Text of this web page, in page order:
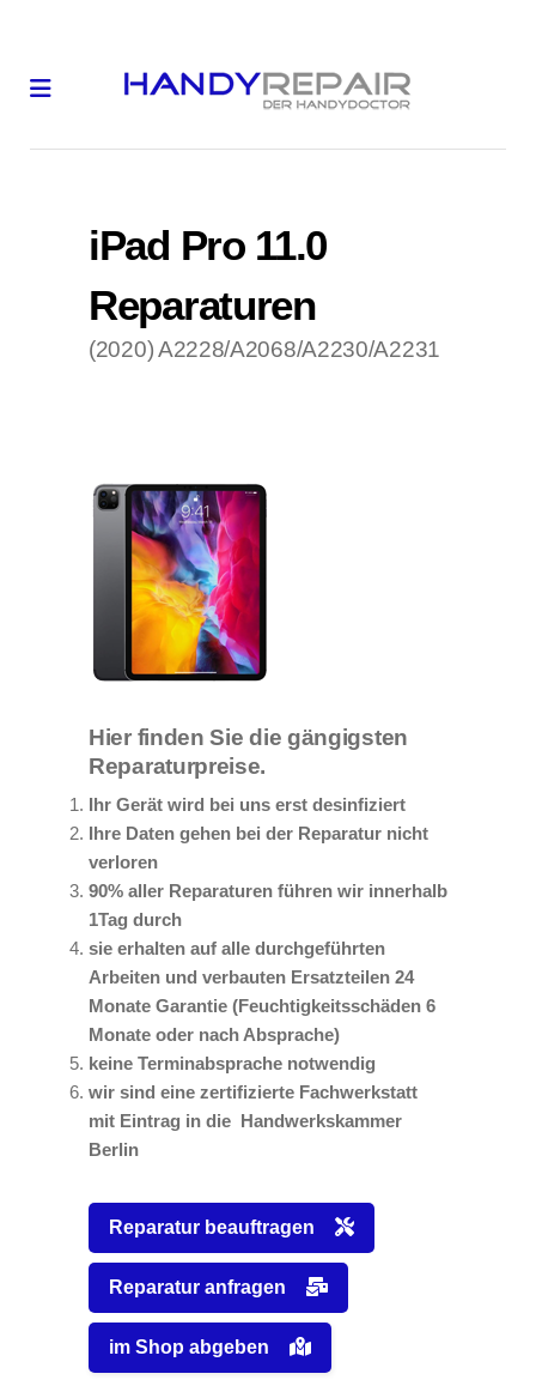
iPad Pro 11.0
Reparaturen
(2020) A2228/A2068/A2230/A2231
Hier finden Sie die gängigsten
Reparaturpreise.
Ihr Gerät wird bei uns erst desinfiziert
Ihre Daten gehen bei der Reparatur nicht
verloren
90% aller Reparaturen führen wir innerhalb
1Tag durch
sie erhalten auf alle durchgeführten
Arbeiten und verbauten Ersatzteilen 24
Monate Garantie (Feuchtigkeitsschäden 6
Monate oder nach Absprache)
keine Terminabsprache notwendig
wir sind eine zertifizierte Fachwerkstatt
mit Eintrag in die Handwerkskammer
Berlin
Reparatur beauftragen
Reparatur anfragen
im Shop abgeben